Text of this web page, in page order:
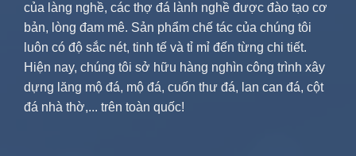
của làng nghề, các thợ đá lành nghề được đào tạo cơ
bản, lòng đam mê. Sản phẩm chế tác của chúng tôi
luôn có độ sắc nét, tinh tế và tỉ mỉ đến từng chi tiết.
Hiện nay, chúng tôi sở hữu hàng nghìn công trình xây
dựng lăng mộ đá, mộ đá, cuốn thư đá, lan can đá, cột
đá nhà thờ,... trên toàn quốc!